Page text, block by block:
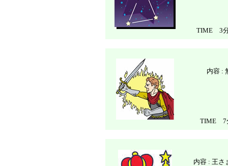
TIME 3
内容 :
TIME 7
内容 : 王さ